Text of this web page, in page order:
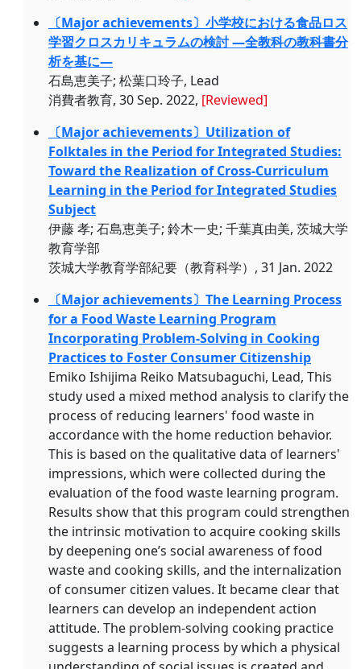
〔Major achievements〕小学校における食品ロス
学習クロスカリキュラムの検討 ―全教科の教科書分
析を基に―
石島恵美子; 松葉口玲子, Lead
消費者教育, 30 Sep. 2022, [Reviewed]
〔Major achievements〕Utilization of
Folktales in the Period for Integrated Studies:
Toward the Realization of Cross-Curriculum
Learning in the Period for Integrated Studies
Subject
伊藤 孝; 石島恵美子; 鈴木一史; 千葉真由美, 茨城大学
教育学部
茨城大学教育学部紀要（教育科学）, 31 Jan. 2022
〔Major achievements〕The Learning Process
for a Food Waste Learning Program
Incorporating Problem-Solving in Cooking
Practices to Foster Consumer Citizenship
Emiko Ishijima Reiko Matsubaguchi, Lead, This
study used a mixed method analysis to clarify the
process of reducing learners' food waste in
accordance with the home reduction behavior.
This is based on the qualitative data of learners'
impressions, which were collected during the
evaluation of the food waste learning program.
Results show that this program could strengthen
the intrinsic motivation to acquire cooking skills
by deepening one’s social awareness of food
waste and cooking skills, and the internalization
of consumer citizen values. It became clear that
learners can develop an independent action
attitude. The problem-solving cooking practice
suggests a learning process by which a physical